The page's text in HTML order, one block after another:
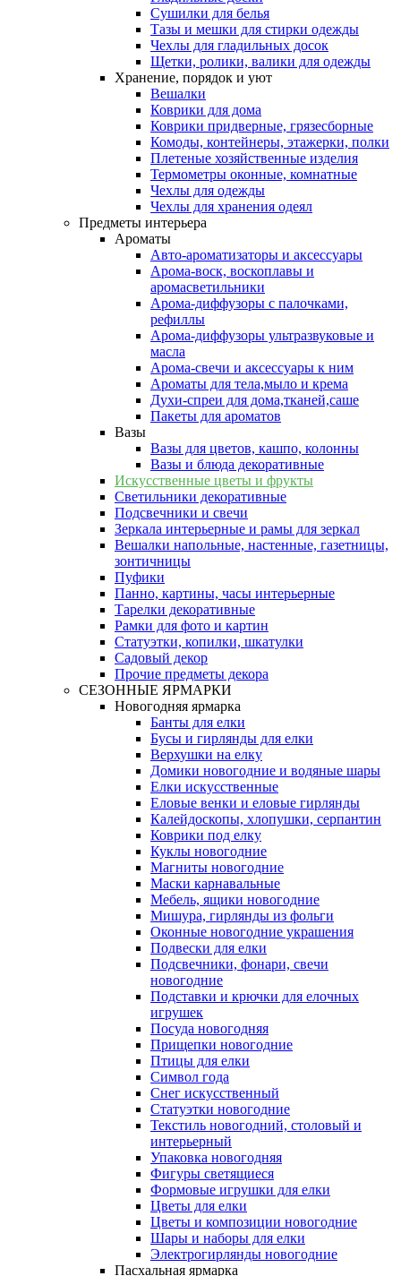
Сушилки для белья
Тазы и мешки для стирки одежды
Чехлы для гладильных досок
Щетки, ролики, валики для одежды
Хранение, порядок и уют
Вешалки
Коврики для дома
Коврики придверные, грязесборные
Комоды, контейнеры, этажерки, полки
Плетеные хозяйственные изделия
Термометры оконные, комнатные
Чехлы для одежды
Чехлы для хранения одеял
Предметы интерьера
Ароматы
Авто-ароматизаторы и аксессуары
Арома-воск, воскоплавы и
аромасветильники
Арома-диффузоры с палочками,
рефиллы
Арома-диффузоры ультразвуковые и
масла
Арома-свечи и аксессуары к ним
Ароматы для тела,мыло и крема
Духи-спреи для дома,тканей,саше
Пакеты для ароматов
Вазы
Вазы для цветов, кашпо, колонны
Вазы и блюда декоративные
Искусственные цветы и фрукты
Светильники декоративные
Подсвечники и свечи
Зеркала интерьерные и рамы для зеркал
Вешалки напольные, настенные, газетницы,
зонтичницы
Пуфики
Панно, картины, часы интерьерные
Тарелки декоративные
Рамки для фото и картин
Статуэтки, копилки, шкатулки
Садовый декор
Прочие предметы декора
СЕЗОННЫЕ ЯРМАРКИ
Новогодняя ярмарка
Банты для елки
Бусы и гирлянды для елки
Верхушки на елку
Домики новогодние и водяные шары
Елки искусственные
Еловые венки и еловые гирлянды
Калейдоскопы, хлопушки, серпантин
Коврики под елку
Куклы новогодние
Магниты новогодние
Маски карнавальные
Мебель, ящики новогодние
Мишура, гирлянды из фольги
Оконные новогодние украшения
Подвески для елки
Подсвечники, фонари, свечи
новогодние
Подставки и крючки для елочных
игрушек
Посуда новогодняя
Прищепки новогодние
Птицы для елки
Символ года
Снег искусственный
Статуэтки новогодние
Текстиль новогодний, столовый и
интерьерный
Упаковка новогодняя
Фигуры светящиеся
Формовые игрушки для елки
Цветы для елки
Цветы и композиции новогодние
Шары и наборы для елки
Электрогирлянды новогодние
Пасхальная ярмарка